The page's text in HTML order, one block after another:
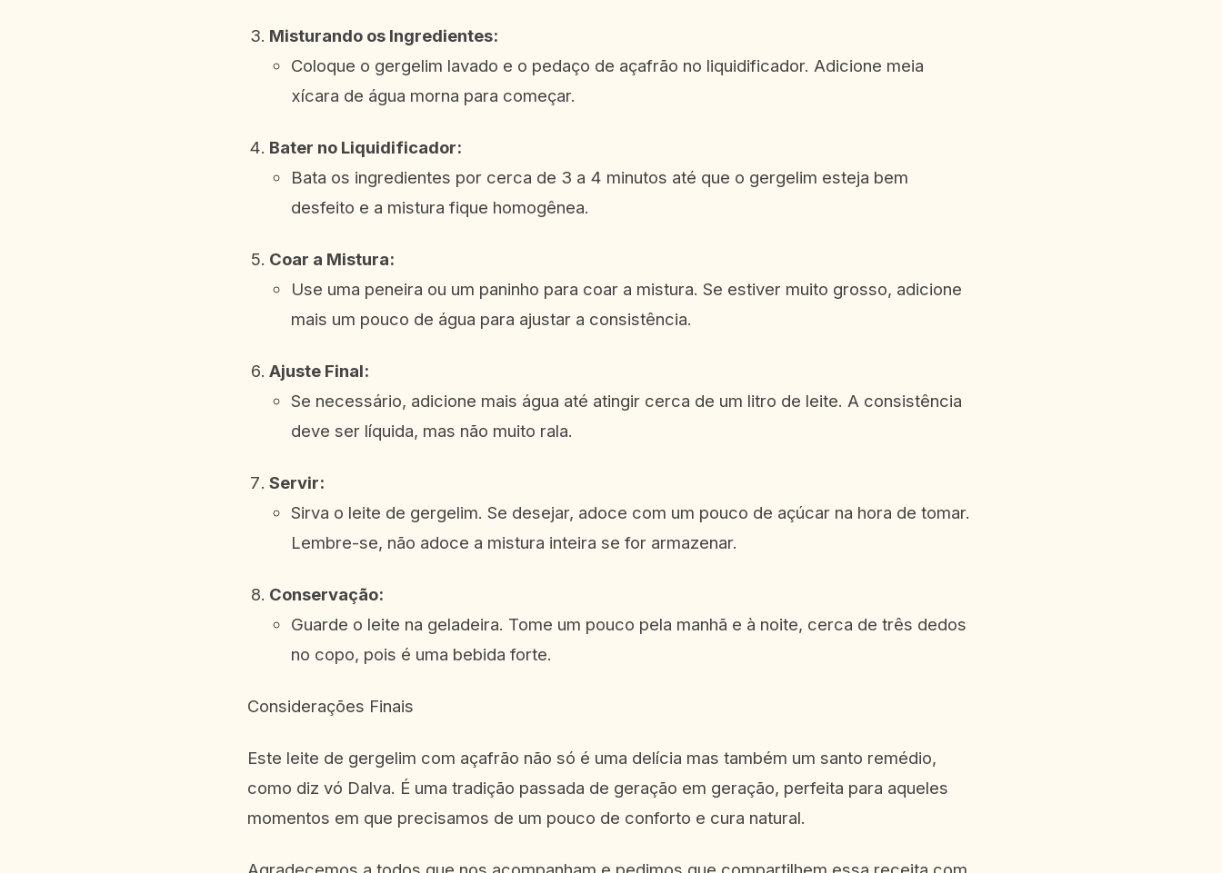
Misturando os Ingredientes:
Coloque o gergelim lavado e o pedaço de açafrão no liquidificador. Adicione meia
xícara de água morna para começar.
Bater no Liquidificador:
Bata os ingredientes por cerca de 3 a 4 minutos até que o gergelim esteja bem
desfeito e a mistura fique homogênea.
Coar a Mistura:
Use uma peneira ou um paninho para coar a mistura. Se estiver muito grosso, adicione
mais um pouco de água para ajustar a consistência.
Ajuste Final:
Se necessário, adicione mais água até atingir cerca de um litro de leite. A consistência
deve ser líquida, mas não muito rala.
Servir:
Sirva o leite de gergelim. Se desejar, adoce com um pouco de açúcar na hora de tomar.
Lembre-se, não adoce a mistura inteira se for armazenar.
Conservação:
Guarde o leite na geladeira. Tome um pouco pela manhã e à noite, cerca de três dedos
no copo, pois é uma bebida forte.
Considerações Finais
Este leite de gergelim com açafrão não só é uma delícia mas também um santo remédio,
como diz vó Dalva. É uma tradição passada de geração em geração, perfeita para aqueles
momentos em que precisamos de um pouco de conforto e cura natural.